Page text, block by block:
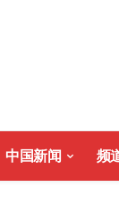
中国新闻 频